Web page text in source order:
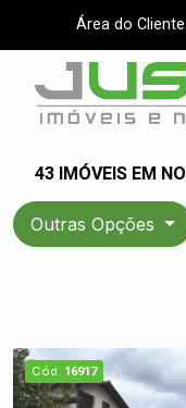
Área do Cliente
43 IMÓVEIS EM
Outras Opções
Cód. 16917